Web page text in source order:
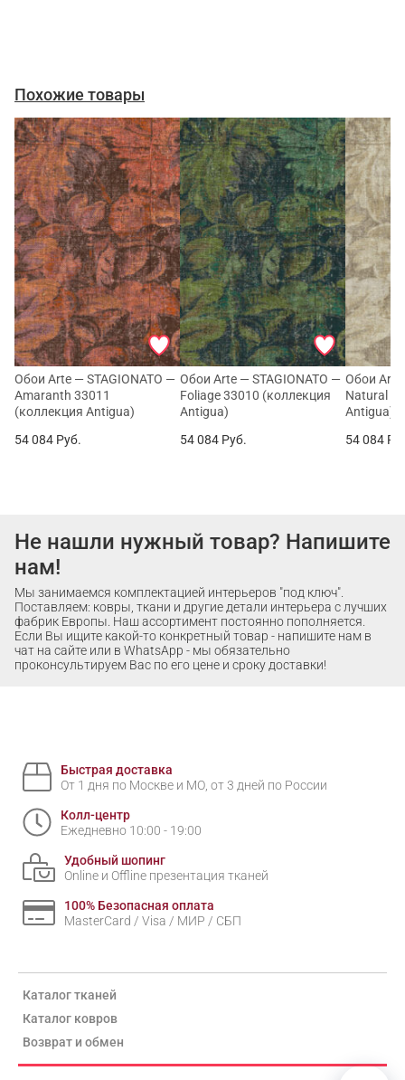
Похожие товары
Обои Arte — STAGIONATO —
Amaranth 33011
(коллекция Antigua)
54 084 Руб.
Обои Arte — STAGIONATO —
Foliage 33010 (коллекция
Antigua)
54 084 Руб.
Обои Arte
Natural
Antigua)
54 084
Не нашли нужный товар? Напишите
нам!
Мы занимаемся комплектацией интерьеров "под ключ".
Поставляем: ковры, ткани и другие детали интерьера с лучших
фабрик Европы. Наш ассортимент постоянно пополняется.
Если Вы ищите какой-то конкретный товар - напишите нам в
чат на сайте или в WhatsApp - мы обязательно
проконсультируем Вас по его цене и сроку доставки!
Быстрая доставка
От 1 дня по Москве и МО, от 3 дней по России
Колл-центр
Ежедневно 10:00 - 19:00
Удобный шопинг
Online и Offline презентация тканей
100% Безопасная оплата
MasterCard / Visa / МИР / СБП
Каталог тканей
Каталог ковров
Возврат и обмен